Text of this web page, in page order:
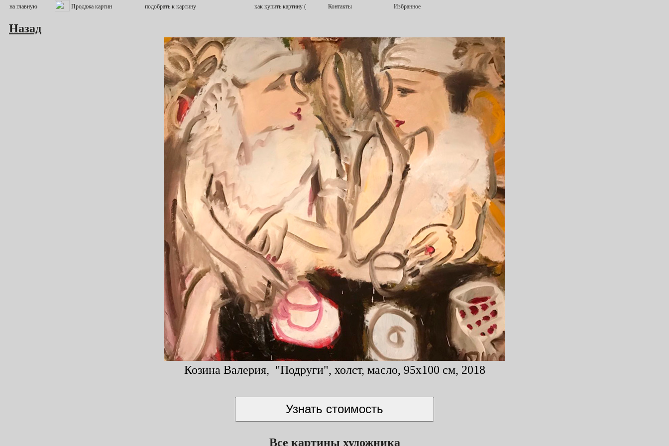
Назад
Козина Валерия, "Подруги", холст, масло, 95x100 см, 2018
Все картины художника